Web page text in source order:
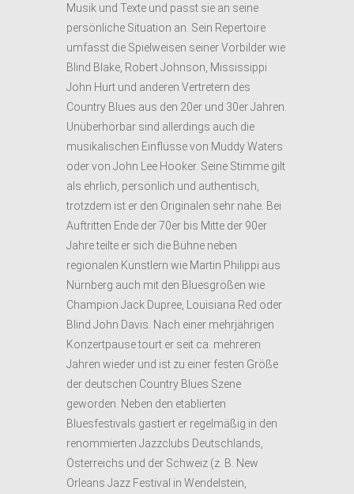
Musik und Texte und passt sie an seine
persönliche Situation an. Sein Repertoire
umfasst die Spielweisen seiner Vorbilder wie
Blind Blake, Robert Johnson, Mississippi
John Hurt und anderen Vertretern des
Country Blues aus den 20er und 30er Jahren.
Unüberhörbar sind allerdings auch die
musikalischen Einflüsse von Muddy Waters
oder von John Lee Hooker. Seine Stimme gilt
als ehrlich, persönlich und authentisch,
trotzdem ist er den Originalen sehr nahe. Bei
Auftritten Ende der 70er bis Mitte der 90er
Jahre teilte er sich die Bühne neben
regionalen Künstlern wie Martin Philippi aus
Nürnberg auch mit den Bluesgrößen wie
Champion Jack Dupree, Louisiana Red oder
Blind John Davis. Nach einer mehrjährigen
Konzertpause tourt er seit ca. mehreren
Jahren wieder und ist zu einer festen Größe
der deutschen Country Blues Szene
geworden. Neben den etablierten
Bluesfestivals gastiert er regelmäßig in den
renommierten Jazzclubs Deutschlands,
Österreichs und der Schweiz (z. B. New
Orleans Jazz Festival in Wendelstein,